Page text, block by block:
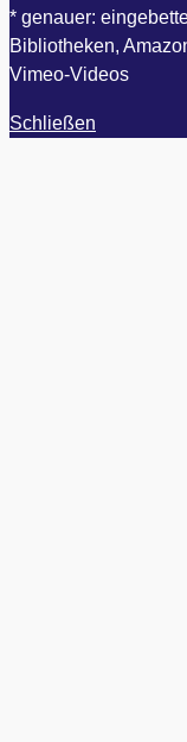
* genauer:
Bibliotheken,
Vimeo-Videos
Schließen